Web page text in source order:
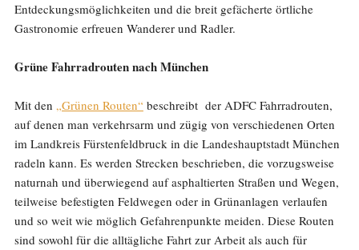
Entdeckungsmöglichkeiten und die breit gefächerte örtliche
Gastronomie erfreuen Wanderer und Radler.
Grüne Fahrradrouten nach München
Mit den „Grünen Routen“ beschreibt der ADFC Fahrradrouten,
auf denen man verkehrsarm und zügig von verschiedenen Orten
im Landkreis Fürstenfeldbruck in die Landeshauptstadt München
radeln kann. Es werden Strecken beschrieben, die vorzugsweise
naturnah und überwiegend auf asphaltierten Straßen und Wegen,
teilweise befestigten Feldwegen oder in Grünanlagen verlaufen
und so weit wie möglich Gefahrenpunkte meiden. Diese Routen
sind sowohl für die alltägliche Fahrt zur Arbeit als auch für